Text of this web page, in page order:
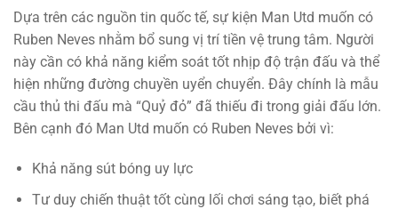
Dựa trên các nguồn tin quốc tế, sự kiện Man Utd muốn có
Ruben Neves nhằm bổ sung vị trí tiền vệ trung tâm. Người
này cần có khả năng kiểm soát tốt nhịp độ trận đấu và thể
hiện những đường chuyền uyển chuyển. Đây chính là mẫu
cầu thủ thi đấu mà “Quỷ đỏ” đã thiếu đi trong giải đấu lớn.
Bên cạnh đó Man Utd muốn có Ruben Neves bởi vì:
Khả năng sút bóng uy lực
Tư duy chiến thuật tốt cùng lối chơi sáng tạo, biết phá